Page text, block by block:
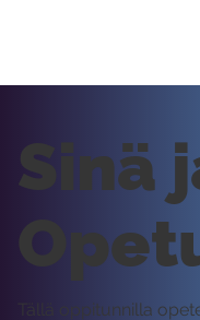
Sinä
Tällä oppitunnilla